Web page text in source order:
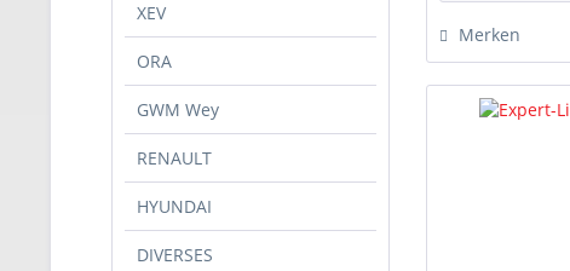
XEV
ORA
GWM Wey
RENAULT
HYUNDAI
DIVERSES
Merken